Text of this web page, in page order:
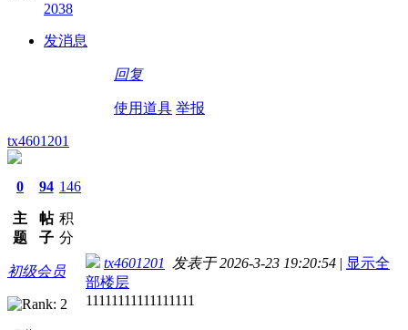
2038
发消息
回复
使用道具 举报
tx4601201
0
主
题
94
帖
子
146
积
分
初级会员
tx4601201 发表于 2026-3-23 19:20:54 | 显示全
部楼层
11111111111111111